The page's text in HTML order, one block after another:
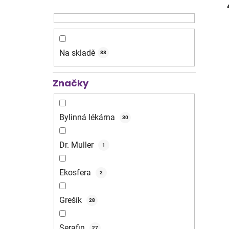
Na skladě 88
Značky
Bylinná lékárna 30
Dr. Muller 1
Ekosfera 2
Grešík 28
27